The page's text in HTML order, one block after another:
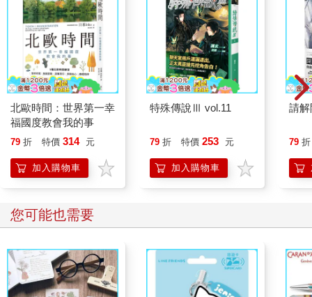
北歐時間：世界第一幸
福國度教會我的事
79 折 特價 314 元
加入購物車
特殊傳說Ⅲ vol.11
79 折 特價 253 元
加入購物車
請解
79 折
您可能也需要